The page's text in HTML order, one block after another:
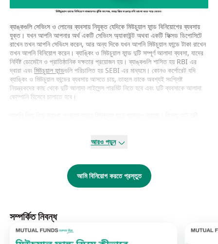
ব্যাঙ্কগুলি সেভিংস ও লোনের ব্যবসায় নিযুক্ত যেদিকে মিউচুয়াল ফান্ড বিনিয়োগের ব্যবসায়
যুক্ত। যখন আপনি আপনার অর্থ একটি সেভিংস অ্যাকাউন্ট অথবা একটি ফিক্সড ডিপোসিটে
রাখেন তখন আপনি সেভিংস করেন, আর অন্য দিকে যখন আপনি মিউচুয়াল ফান্ডে টাকা রাখেন
তখন আপনি বিনিয়োগ করেন। ব্যাঙ্কিং ও মিউচুয়াল ফান্ড দুটি সম্পূর্ণ আলাদা ব্যবসা, যাদের
নির্দিষ্ট ডোমেইন ও প্রাতিষ্ঠানিক দক্ষতার প্রয়োজন হয়। ব্যাঙ্কগুলি শাসিত হয় RBI এর
দ্বারা এবং মিউচুয়াল ফান্ডগুলি পরিচালিত হয় SEBI এর মাধ্যমে। কোনও কর্পোরেট যদি
ব্যাঙ্কিং ও মিউচুয়াল ফান্ডের ব্যবসায় আসতে চায়, তাহলে তাকে অবশ্যই সংশ্লিষ্ট
নিয়ন্ত্রকদের কাছ থেকে দুটি আলাদা লাইসেন্স পারমিট নিতে হবে এবং দুটি ব্যবসাকে আলাদা
কোম্পানি হিসেবে চালাতে হবে।
করে যারা ডিস্ট্রিবিউশনের জন্য তাদের (ব্যাঙ্ক) সঙ্গে টাই আপ করেছে। তাই, আপনি যদি
কিভাবে মিউচুয়াল ফান্ডে বিনিয়োগকরা যায় এবং সে জন্য একটি ব্যাঙ্কের
কাছে যান, তাহলে মনে রাখবেন যে ব্যাঙ্ক কিন্তু মার্কেটে উপলব্ধ সমস্ত ফান্ডগুলি বিক্রি করে
আরও পড়ুন
আমি বিনিয়োগ করতে প্রস্তুত
সম্পর্কিত নিবন্ধ